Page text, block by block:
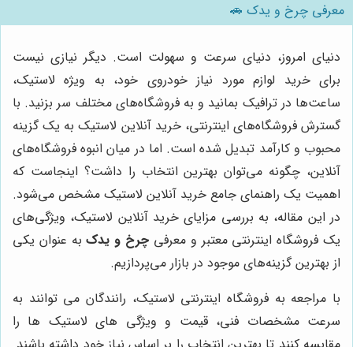
معرفی چرخ و یدک 🚗
دنیای امروز، دنیای سرعت و سهولت است. دیگر نیازی نیست
برای خرید لوازم مورد نیاز خودروی خود، به ویژه لاستیک،
ساعت‌ها در ترافیک بمانید و به فروشگاه‌های مختلف سر بزنید. با
گسترش فروشگاه‌های اینترنتی، خرید آنلاین لاستیک به یک گزینه
محبوب و کارآمد تبدیل شده است. اما در میان انبوه فروشگاه‌های
آنلاین، چگونه می‌توان بهترین انتخاب را داشت؟ اینجاست که
اهمیت یک راهنمای جامع خرید آنلاین لاستیک مشخص می‌شود.
در این مقاله، به بررسی مزایای خرید آنلاین لاستیک، ویژگی‌های
یک فروشگاه اینترنتی معتبر و معرفی چرخ و یدکبه عنوان یکی
از بهترین گزینه‌های موجود در بازار می‌پردازیم.
با مراجعه به فروشگاه اینترنتی لاستیک، رانندگان می توانند به
سرعت مشخصات فنی، قیمت و ویژگی های لاستیک ها را